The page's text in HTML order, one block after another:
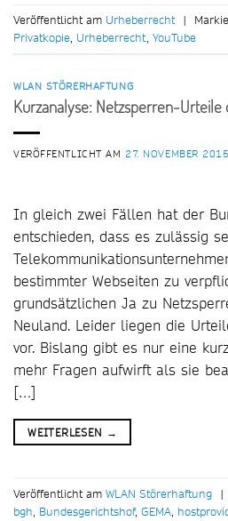
Veröffentlicht am Urheberrecht |
Privatkopie, Urheberrecht, YouTube
WLAN STÖRERHAFTUNG
Kurzanalyse: Netzsperren-
VERÖFFENTLICHT AM 27. NOVEMBER 2015
In gleich zwei Fällen hat der
entschieden, dass es zulässig
bestimmter Webseiten zu
grundsätzlichen Ja zu
Neuland. Leider liegen die
vor. Bislang gibt es nur eine
mehr Fragen aufwirft als sie
[…]
WEITERLESEN →
Veröffentlicht am WLAN Störerhaftung |
bgh, Bundesgerichtshof, GEMA,